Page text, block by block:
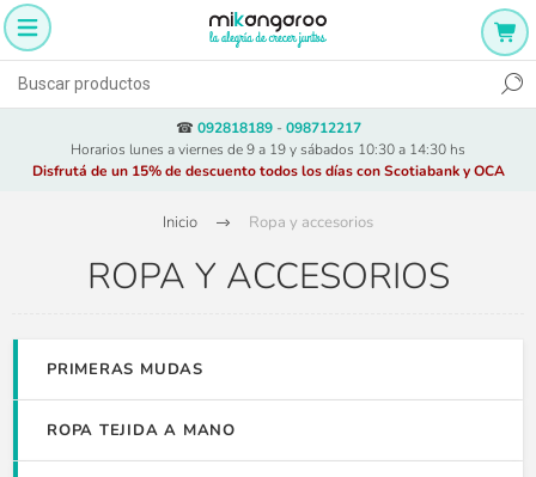
☎ 092818189- 098712217
Horarios lunes a viernes de 9 a 19 y sábados 10:30 a 14:30 hs
Disfrutá de un 15% de descuento todos los días con Scotiabank y OCA
Inicio Ropa y accesorios
ROPA Y ACCESORIOS
PRIMERAS MUDAS
ROPA TEJIDA A MANO